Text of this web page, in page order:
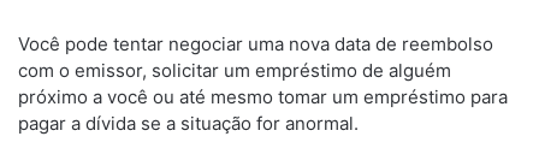
Você pode tentar negociar uma nova data de reembolso
com o emissor, solicitar um empréstimo de alguém
próximo a você ou até mesmo tomar um empréstimo para
pagar a dívida se a situação for anormal.